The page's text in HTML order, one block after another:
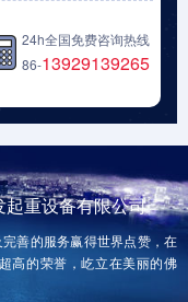
24h全国免费咨询热线
86-13929139265
重设备有限公司
善的服务赢得世界点赞，在
高的荣誉，屹立在美丽的佛